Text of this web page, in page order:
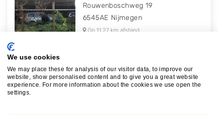
Rouwenboschweg 19
6545AE Nijmegen
Op 11,27 km afstand
Autodemontage Netten
We use cookies
We may place these for analysis of our visitor data, to improve our
website, show personalised content and to give you a great website
experience. For more information about the cookies we use open the
settings.